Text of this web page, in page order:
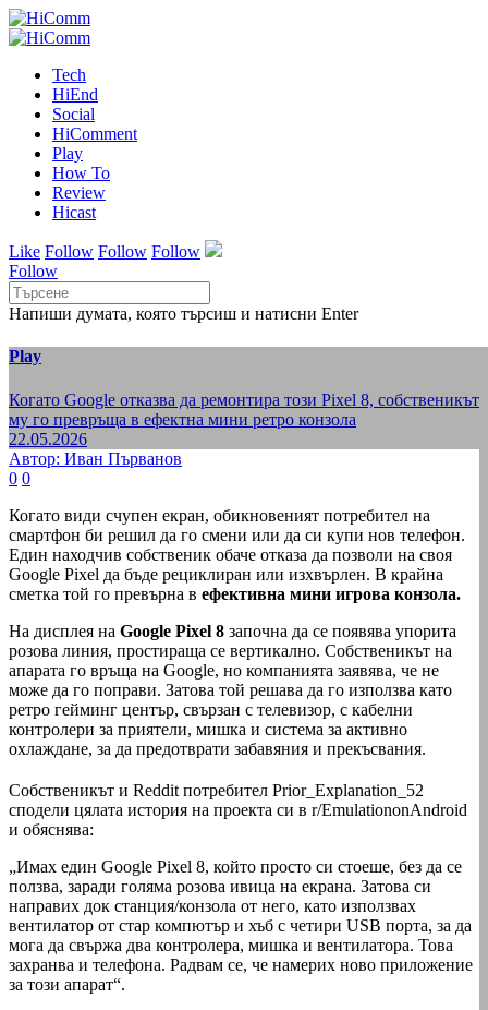
Tech
HiEnd
Social
HiComment
Play
How To
Review
Hicast
Like Follow Follow Follow
Follow
Напиши думата, която търсиш и натисни Enter
Play
Когато Google отказва да ремонтира този Pixel 8, собственикът
му го превръща в ефектна мини ретро конзола
22.05.2026
Автор: Иван Първанов
0 0
Когато види счупен екран, обикновеният потребител на
смартфон би решил да го смени или да си купи нов телефон.
Един находчив собственик обаче отказа да позволи на своя
Google Pixel да бъде рециклиран или изхвърлен. В крайна
сметка той го превърна в ефективна мини игрова конзола.
На дисплея на Google Pixel 8 започна да се появява упорита
розова линия, простираща се вертикално. Собственикът на
апарата го връща на Google, но компанията заявява, че не
може да го поправи. Затова той решава да го използва като
ретро гейминг център, свързан с телевизор, с кабелни
контролери за приятели, мишка и система за активно
охлаждане, за да предотврати забавяния и прекъсвания.
Собственикът и Reddit потребител Prior_Explanation_52
сподели цялата история на проекта си в r/EmulationonAndroid
и обяснява:
„Имах един Google Pixel 8, който просто си стоеше, без да се
ползва, заради голяма розова ивица на екрана. Затова си
направих док станция/конзола от него, като използвах
вентилатор от стар компютър и хъб с четири USB порта, за да
мога да свържа два контролера, мишка и вентилатора. Това
захранва и телефона. Радвам се, че намерих ново приложение
за този апарат“.